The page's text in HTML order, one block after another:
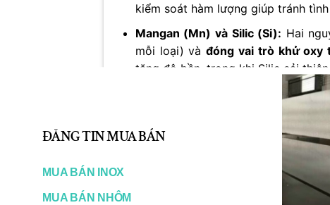
kiểm soát hàm lượng giúp tránh
Mangan (Mn) và Silic (Si): Hai
mỗi loại) vàđóng vai trò khử oxy
tăng độ bền, trong khi Silic cải thiện
Một lượng
thể có mặt như tạp chất. Tuy
thiểu tác động tiêu cực đến tính
Sự tương tác phức tạp giữa các
thép Inox 1.4313
. Ví dụ, tỉ lệ Crom
chống ăn mòn tốt mà vẫn duy trì
ĐĂNG TIN MUA BÁN
MUA BÁN INOX
MUA BÁN NHÔM